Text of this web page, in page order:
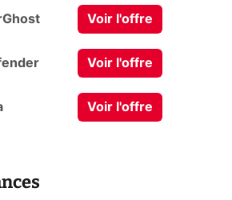
Voir l'offre
Voir l'offre
Voir l'offre